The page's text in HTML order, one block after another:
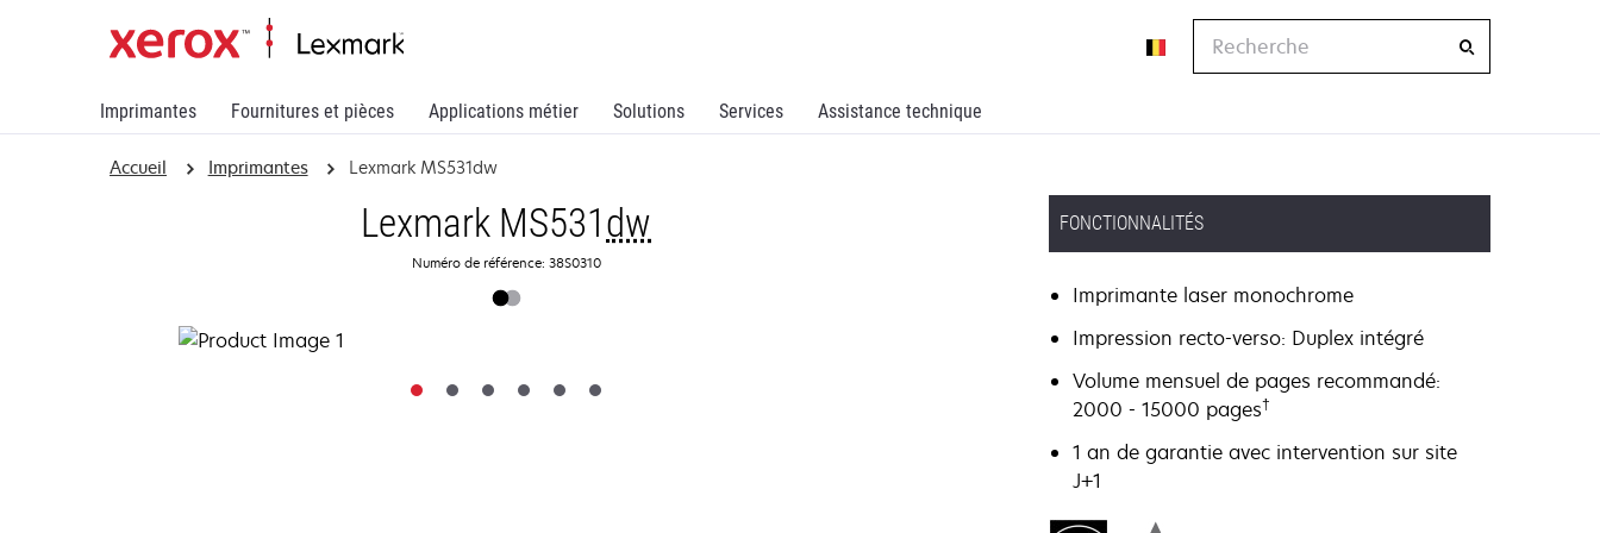
Imprimantes Fournitures et pièces Applications métier Solutions Services Assistance technique
Recherche
Accueil Imprimantes Lexmark MS531dw
Lexmark MS531dw
Numéro de référence: 38S0310
FONCTIONNALITÉS
Imprimante laser monochrome
Impression recto-verso: Duplex intégré
Volume mensuel de pages recommandé:
2000 - 15000 pages†
1 an de garantie avec intervention sur site
J+1